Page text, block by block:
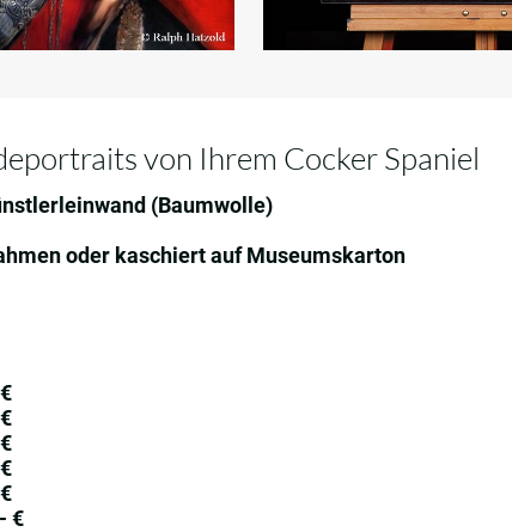
von Ihrem Cocker Spaniel
(Baumwolle)
oder kaschiert auf Museumskarton
€